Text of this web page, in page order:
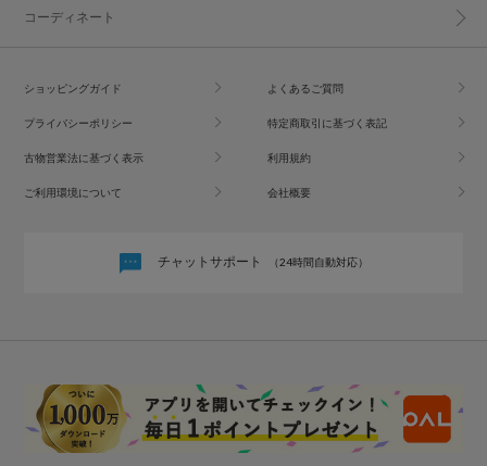
コーディネート
ショッピングガイド よくあるご質問
プライバシーポリシー 特定商取引に基づく表記
古物営業法に基づく表示 利用規約
ご利用環境について 会社概要
チャットサポート （24時間自動対応）